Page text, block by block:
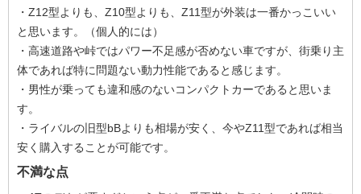
・Z12型よりも、Z10型よりも、Z11型が外装は一番かっこいい
と思います。（個人的には）
・高速道路や峠ではパワー不足感が否めない車ですが、街乗り主
体であれば特に問題ない動力性能であると感じます。
・男性が乗っても違和感のないコンパクトカーであると思いま
す。
・ライバルの旧型bBよりも相場が安く、今やZ11型であれば相当
安く購入することが可能です。
不満な点